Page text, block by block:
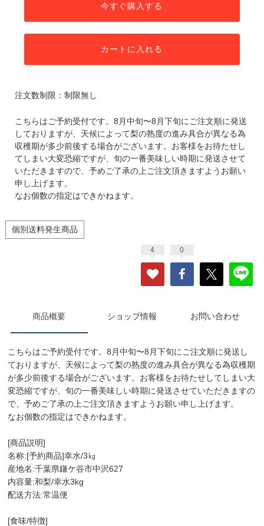
今すぐ購入する
カートに入れる
注文数制限：制限無し
こちらはご予約受付です。8月中旬〜8月下旬にご注文順に発送
しておりますが、天候によって梨の熟度の進み具合が異なる為
収穫期が多少前後する場合がございます。お客様をお待たせし
てしまい大変恐縮ですが、旬の一番美味しい時期に発送させて
いただきますので、予めご了承の上ご注文頂きますようお願い
申し上げます。
なお個数の指定はできかねます。
個別送料発生商品
4 0
商品概要 ショップ情報 お問い合わせ
こちらはご予約受付です。8月中旬〜8月下旬にご注文順に発送し
ておりますが、天候によって梨の熟度の進み具合が異なる為収穫期
が多少前後する場合がございます。お客様をお待たせしてしまい大
変恐縮ですが、旬の一番美味しい時期に発送させていただきますの
で、予めご了承の上ご注文頂きますようお願い申し上げます。
なお個数の指定はできかねます。
[商品説明]
名称:[予約商品]幸水/3㎏
産地名:千葉県鎌ケ谷市中沢627
内容量:和梨/幸水3kg
配送方法:常温便
[食味/特徴]